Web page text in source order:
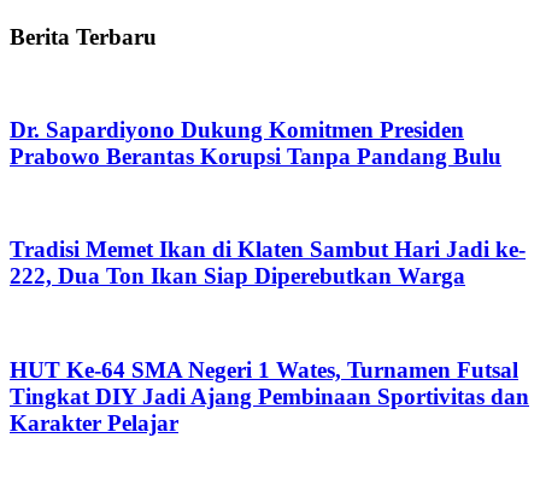
Berita Terbaru
Dr. Sapardiyono Dukung Komitmen Presiden
Prabowo Berantas Korupsi Tanpa Pandang Bulu
Tradisi Memet Ikan di Klaten Sambut Hari Jadi ke-
222, Dua Ton Ikan Siap Diperebutkan Warga
HUT Ke-64 SMA Negeri 1 Wates, Turnamen Futsal
Tingkat DIY Jadi Ajang Pembinaan Sportivitas dan
Karakter Pelajar